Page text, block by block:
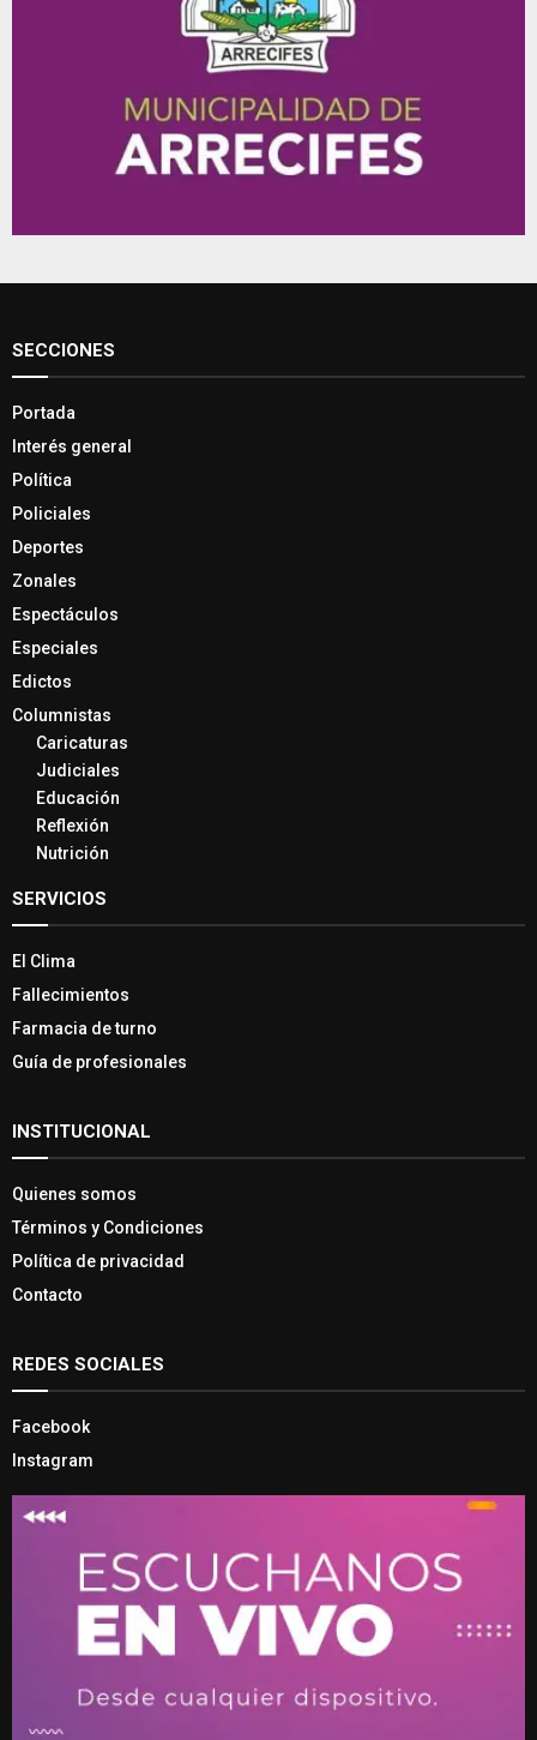
SECCIONES
Portada
Interés general
Política
Policiales
Deportes
Zonales
Espectáculos
Especiales
Edictos
Columnistas
Caricaturas
Judiciales
Educación
Reflexión
Nutrición
SERVICIOS
El Clima
Fallecimientos
Farmacia de turno
Guía de profesionales
INSTITUCIONAL
Quienes somos
Términos y Condiciones
Política de privacidad
Contacto
REDES SOCIALES
Facebook
Instagram